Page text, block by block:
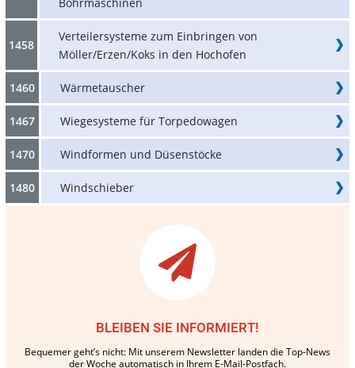
1458
Verteilersysteme zum Einbringen von
Möller/Erzen/Koks in den Hochofen
1460 Wärmetauscher
1467 Wiegesysteme für Torpedowagen
1470 Windformen und Düsenstöcke
1480 Windschieber
BLEIBEN SIE INFORMIERT!
Bequemer geht’s nicht: Mit unserem Newsletter landen die Top-News
der Woche automatisch in Ihrem E-Mail-Postfach.